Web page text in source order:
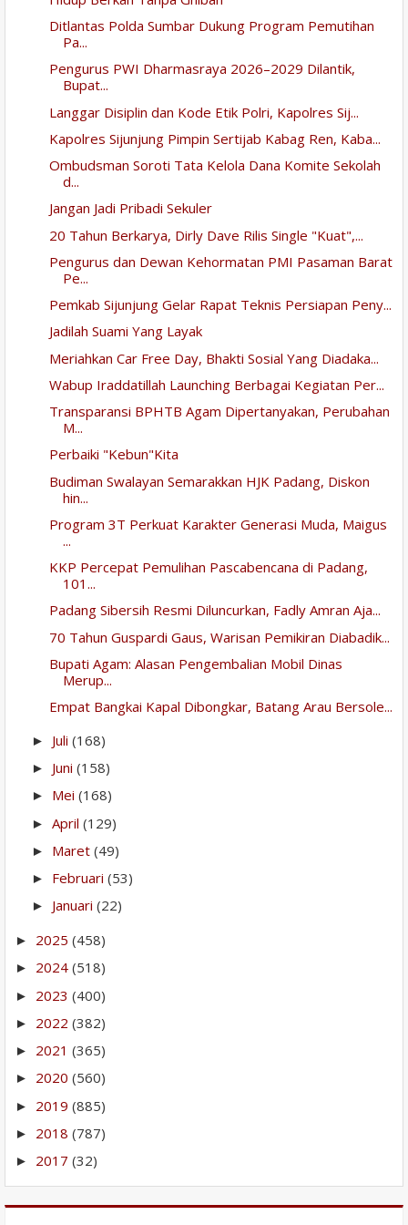
Ditlantas Polda Sumbar Dukung Program Pemutihan
Pa...
Pengurus PWI Dharmasraya 2026–2029 Dilantik,
Bupat...
Langgar Disiplin dan Kode Etik Polri, Kapolres Sij...
Kapolres Sijunjung Pimpin Sertijab Kabag Ren, Kaba...
Ombudsman Soroti Tata Kelola Dana Komite Sekolah
d...
Jangan Jadi Pribadi Sekuler
20 Tahun Berkarya, Dirly Dave Rilis Single "Kuat",...
Pengurus dan Dewan Kehormatan PMI Pasaman Barat
Pe...
Pemkab Sijunjung Gelar Rapat Teknis Persiapan Peny...
Jadilah Suami Yang Layak
Meriahkan Car Free Day, Bhakti Sosial Yang Diadaka...
Wabup Iraddatillah Launching Berbagai Kegiatan Per...
Transparansi BPHTB Agam Dipertanyakan, Perubahan
M...
Perbaiki "Kebun"Kita
Budiman Swalayan Semarakkan HJK Padang, Diskon
hin...
Program 3T Perkuat Karakter Generasi Muda, Maigus
...
KKP Percepat Pemulihan Pascabencana di Padang,
101...
Padang Sibersih Resmi Diluncurkan, Fadly Amran Aja...
70 Tahun Guspardi Gaus, Warisan Pemikiran Diabadik...
Bupati Agam: Alasan Pengembalian Mobil Dinas
Merup...
Empat Bangkai Kapal Dibongkar, Batang Arau Bersole...
► Juli (168)
► Juni (158)
► Mei (168)
► April (129)
► Maret (49)
► Februari (53)
► Januari (22)
► 2025 (458)
► 2024 (518)
► 2023 (400)
► 2022 (382)
► 2021 (365)
► 2020 (560)
► 2019 (885)
► 2018 (787)
► 2017 (32)